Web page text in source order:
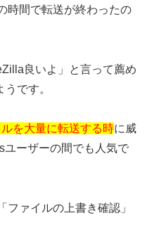
時間で転送が終わったの
良いよ」と言って薦め
です。
を大量に転送する時に威
ユーザーの間でも人気で
ァイルの上書き確認」